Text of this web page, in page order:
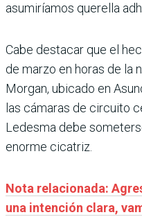
asumiríamos querella
Cabe destacar que el
de marzo en horas de la
Morgan, ubicado en
las cámaras de circuito
Ledesma debe
enorme cicatriz.
Nota relacionada:
una intención clara,